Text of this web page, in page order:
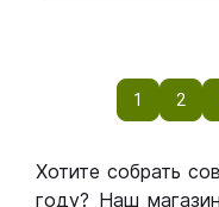
1 2
Хотите собрать
году? Наш